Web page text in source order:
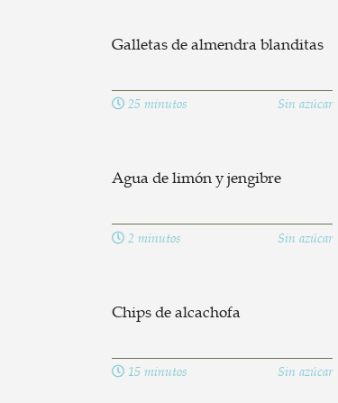
Galletas de almendra blanditas
25 minutos Sin azúcar
Agua de limón y jengibre
2 minutos Sin azúcar
Chips de alcachofa
15 minutos Sin azúcar